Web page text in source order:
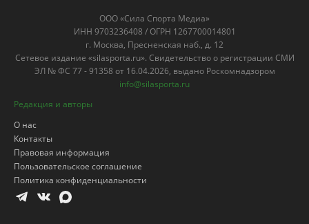
ООО «Сила Спорта Медиа»
ИНН 9703236408 / ОГРН 1267700014801
г. Москва, Пресненская наб., д. 12
Сетевое издание «silasporta.ru». Свидетельство о регистрации СМИ
ЭЛ № ФС 77 - 91358 от 16.04.2026, выдано Роскомнадзором
info@silasporta.ru
Редакция и авторы
О нас
Контакты
Правовая информация
Пользовательское соглашение
Политика конфиденциальности